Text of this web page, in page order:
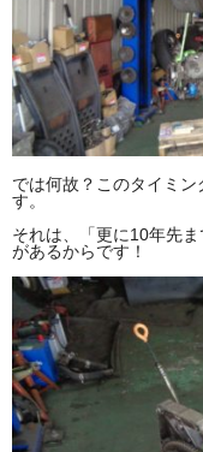
では何故？このタイミ
す。
それは、「更に10年先
があるからです！